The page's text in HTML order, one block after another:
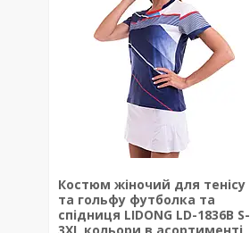
Костюм жіночий для тенісу
та гольфу футболка та
спідниця LIDONG LD-1836B S-